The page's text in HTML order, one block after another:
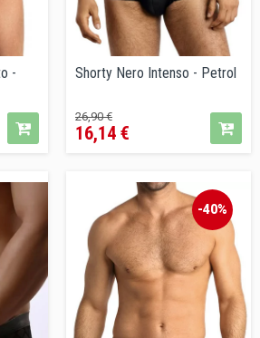
-
Shorty Nero Intenso - Petrol
Prezzo
base
26,90 €Prezzo
16,14 €
-40%